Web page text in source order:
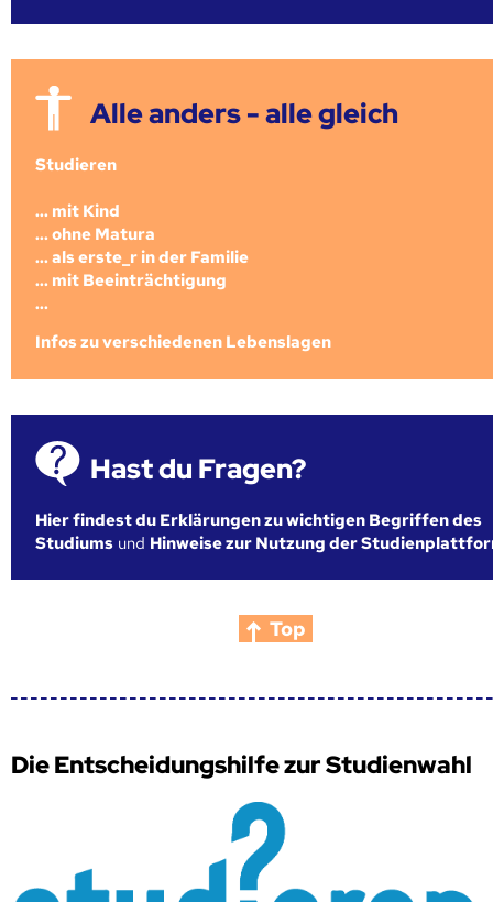
Alle anders - alle gleich
Studieren
... mit Kind
... ohne Matura
... als erste_r in der Familie
... mit Beeinträchtigung
...
Infos zu verschiedenen Lebenslagen
Hast du Fragen?
Hier findest du Erklärungen zu wichtigen Begriffen des
Studiums und Hinweise zur Nutzung der
Top
Die Entscheidungshilfe zur Studienwahl